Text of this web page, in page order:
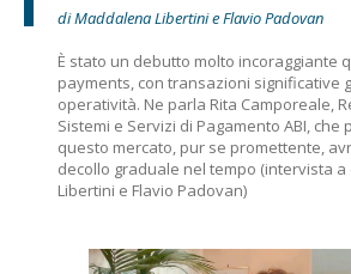
di Maddalena Libertini e Flavio Padovan
È stato un debutto molto incoraggiante
payments, con transazioni significative
operatività. Ne parla Rita Camporeale,
Sistemi e Servizi di Pagamento ABI, che
questo mercato, pur se promettente,
decollo graduale nel tempo (intervista
Libertini e Flavio Padovan)